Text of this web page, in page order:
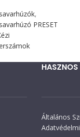
,
PRESET
HASZNOS
Általános